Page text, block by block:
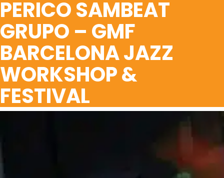
PERICO SAMBEAT
GRUPO – GMF
BARCELONA JAZZ
WORKSHOP &
FESTIVAL